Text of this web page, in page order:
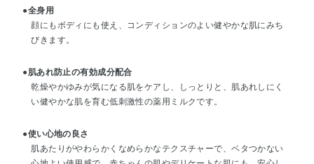
●全身用
顔にもボディにも使え、コンディションのよい健やかな肌にみち
びきます。
●肌あれ防止の有効成分配合
乾燥やかゆみが気になる肌をケアし、しっとりと、肌あれしにく
い健やかな肌を育む低刺激性の薬用ミルクです。
●使い心地の良さ
肌あたりがやわらかくなめらかなテクスチャーで、ベタつかない